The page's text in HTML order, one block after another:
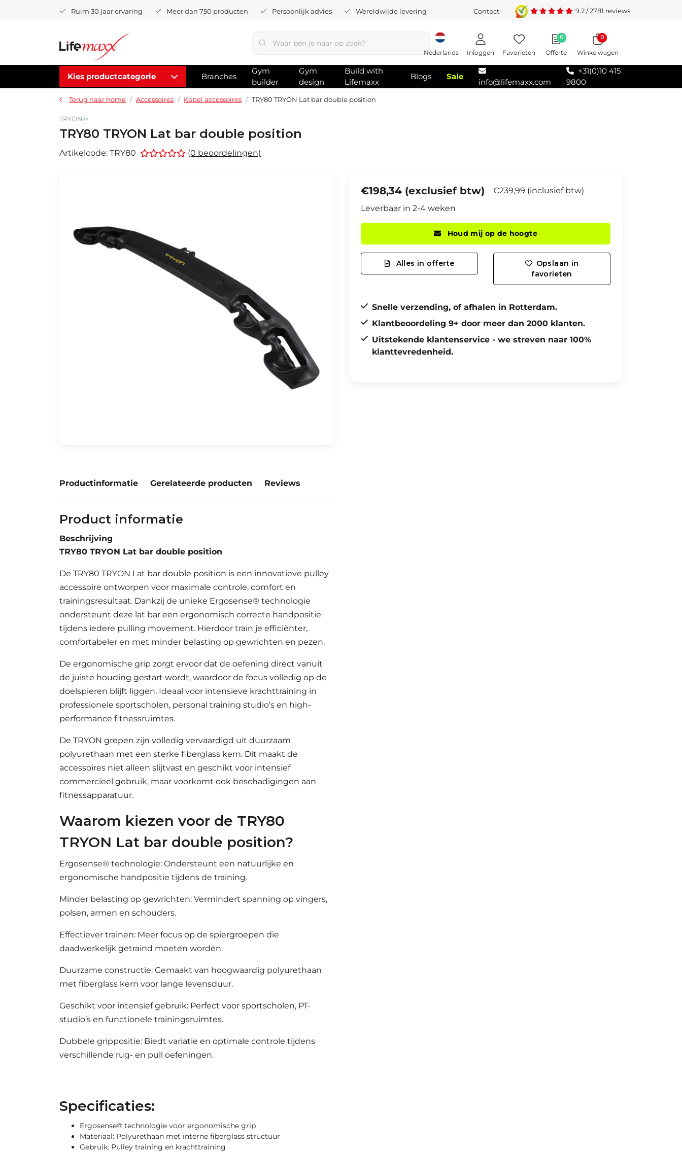
Ruim 30 jaar ervaring Meer dan 750 producten Persoonlijk advies Wereldwijde levering Contact 9.2/2781 reviews
Nederlands Inloggen Favorieten Offerte
0 0
Winkelwagen
Kies productcategorie Branches
Gym
builder
Gym
design
Build with
Lifemaxx
Blogs Sale
info@lifemaxx.com
+31(0)10 415
9800
Terug naar home Accessoires Kabel accessoires TRY80 TRYON Lat bar double position
TRYON®
TRY80 TRYON Lat bar double position
Artikelcode: TRY80 (0 beoordelingen)
Productinformatie Gerelateerde producten Reviews
Product informatie
Beschrijving
TRY80 TRYON Lat bar double position
De TRY80 TRYON Lat bar double position is een innovatieve pulley
accessoire ontworpen voor maximale controle, comfort en
trainingsresultaat. Dankzij de unieke Ergosense® technologie
ondersteunt deze lat bar een ergonomisch correcte handpositie
tijdens iedere pulling movement. Hierdoor train je efficiënter,
comfortabeler en met minder belasting op gewrichten en pezen.
De ergonomische grip zorgt ervoor dat de oefening direct vanuit
de juiste houding gestart wordt, waardoor de focus volledig op de
doelspieren blijft liggen. Ideaal voor intensieve krachttraining in
professionele sportscholen, personal training studio’s en high-
performance fitnessruimtes.
De TRYON grepen zijn volledig vervaardigd uit duurzaam
polyurethaan met een sterke fiberglass kern. Dit maakt de
accessoires niet alleen slijtvast en geschikt voor intensief
commercieel gebruik, maar voorkomt ook beschadigingen aan
fitnessapparatuur.
Waarom kiezen voor de TRY80
TRYON Lat bar double position?
Ergosense® technologie: Ondersteunt een natuurlijke en
ergonomische handpositie tijdens de training.
Minder belasting op gewrichten: Vermindert spanning op vingers,
polsen, armen en schouders.
Effectiever trainen: Meer focus op de spiergroepen die
daadwerkelijk getraind moeten worden.
Duurzame constructie: Gemaakt van hoogwaardig polyurethaan
met fiberglass kern voor lange levensduur.
Geschikt voor intensief gebruik: Perfect voor sportscholen, PT-
studio’s en functionele trainingsruimtes.
Dubbele grippositie: Biedt variatie en optimale controle tijdens
verschillende rug- en pull oefeningen.
Specificaties:
Ergosense® technologie voor ergonomische grip
Materiaal: Polyurethaan met interne fiberglass structuur
Gebruik: Pulley training en krachttraining
€198,34 (exclusief btw)
€239,99 (inclusief btw)
Leverbaar in 2-4 weken
Houd mij op de hoogte
Alles in offerte
Opslaan in
favorieten
Snelle verzending, of afhalen in Rotterdam.
Klantbeoordeling 9+ door meer dan 2000 klanten.
Uitstekende klantenservice - we streven naar 100%
klanttevredenheid.